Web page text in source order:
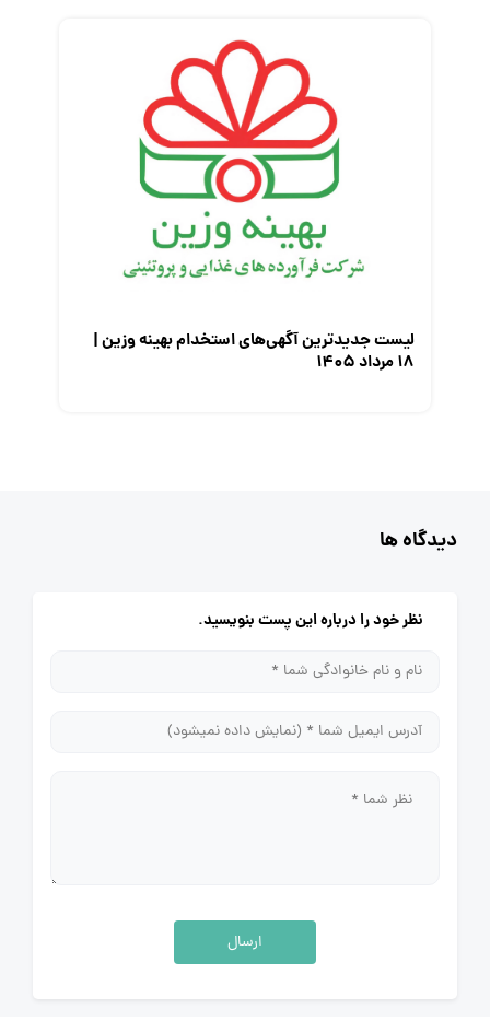
لیست جدیدترین آگهی‌های استخدام بهینه وزین |
۱۸ مرداد ۱۴۰۵
دیدگاه ها
نظر خود را درباره این پست بنویسید.
ارسال